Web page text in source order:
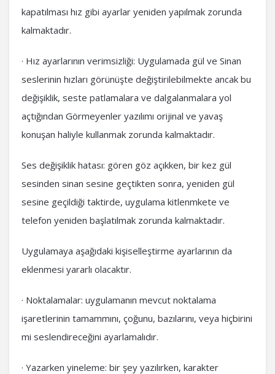
kapatılması hız gibi ayarlar yeniden yapılmak zorunda
kalmaktadır.
· Hız ayarlarının verimsizliği: Uygulamada gül ve Sinan
seslerinin hızları görünüşte değiştirilebilmekte ancak bu
değişiklik, seste patlamalara ve dalgalanmalara yol
açtığından Görmeyenler yazılımı orijinal ve yavaş
konuşan haliyle kullanmak zorunda kalmaktadır.
Ses değişiklik hatası: gören göz açıkken, bir kez gül
sesinden sinan sesine geçtikten sonra, yeniden gül
sesine geçildiği taktirde, uygulama kitlenmkete ve
telefon yeniden başlatılmak zorunda kalmaktadır.
Uygulamaya aşağıdaki kişiselleştirme ayarlarının da
eklenmesi yararlı olacaktır.
· Noktalamalar: uygulamanın mevcut noktalama
işaretlerinin tamammını, çoğunu, bazılarını, veya hiçbirini
mi seslendireceğini ayarlamalıdır.
· Yazarken yineleme: bir şey yazılırken, karakter